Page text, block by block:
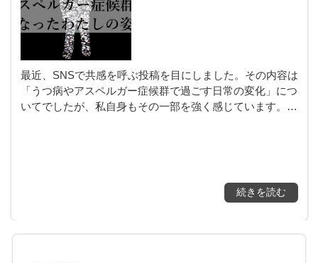
最近、SNSで共感を呼ぶ投稿を目にしました。その内容は
「うつ病やアスペルガー症候群で過ごす日常の変化」につ
いてでしたが、私自身もその一部を強く感じています。…
続きを読む